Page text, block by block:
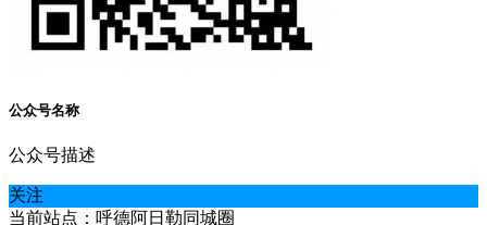
公众号名称
公众号描述
关注
当前站点：呼德阿日勒同城圈